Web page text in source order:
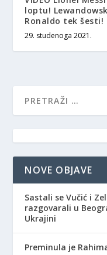
loptu!
Ronaldo tek šesti!
29. studenoga 2021.
NOVE OBJAVE
Sastali se Vučić i
razgovarali u
Ukrajini
Preminula je